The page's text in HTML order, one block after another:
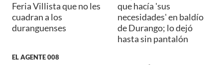
Feria Villista que no les
cuadran a los
duranguenses
EL AGENTE 008
que hacía 'sus
necesidades' en baldío
de Durango; lo dejó
hasta sin pantalón